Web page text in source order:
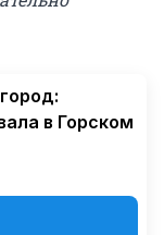
в Горском